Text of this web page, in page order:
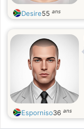
Desire55 ans
Esporniso36 ans